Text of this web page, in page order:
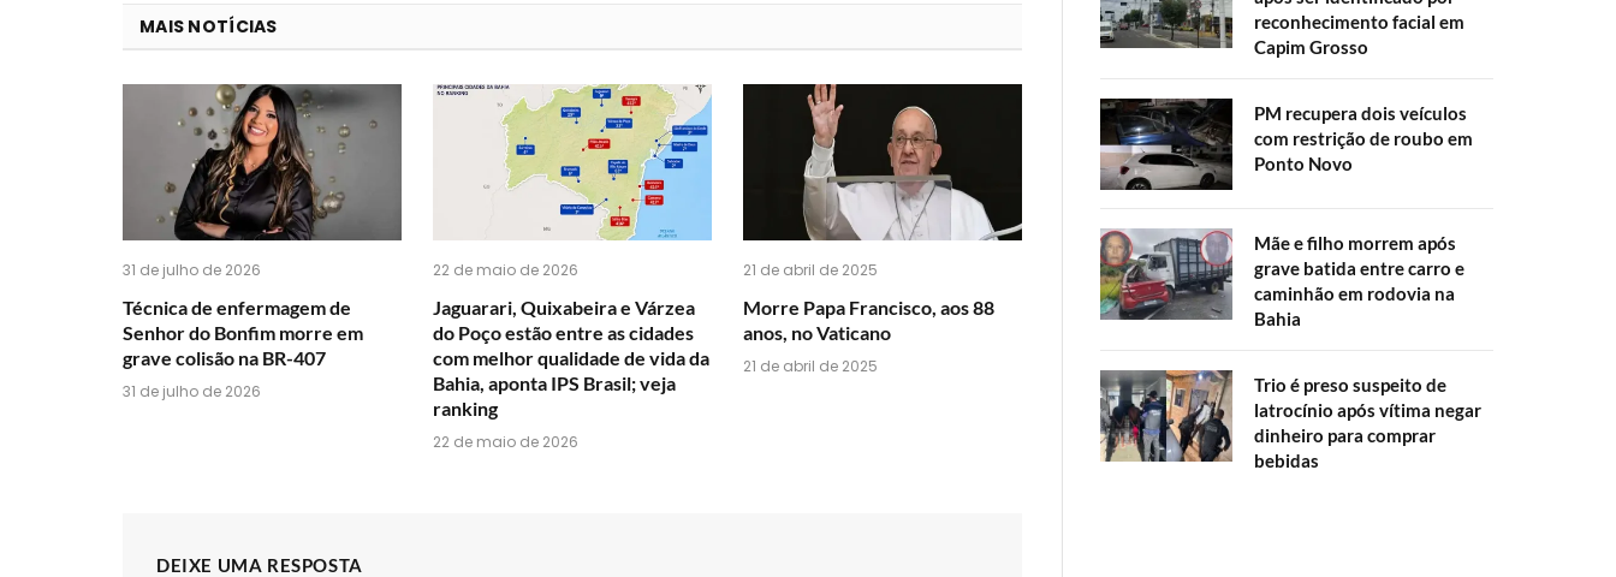
do
WhatsApp?
MAIS NOTÍCIAS
31 de julho de 2026
Técnica de enfermagem de
Senhor do Bonfim morre em
grave colisão na BR-407
31 de julho de 2026
22 de maio de 2026
Jaguarari, Quixabeira e Várzea
do Poço estão entre as cidades
com melhor qualidade de vida da
Bahia, aponta IPS Brasil; veja
ranking
22 de maio de 2026
21 de abril de 2025
Morre Papa Francisco, aos 88
anos, no Vaticano
21 de abril de 2025
DEIXE UMA RESPOSTA
reconhecimento facial em
Capim Grosso
PM recupera dois veículos
com restrição de roubo em
Ponto Novo
Mãe e filho morrem após
grave batida entre carro e
caminhão em rodovia na
Bahia
Trio é preso suspeito de
latrocínio após vítima negar
dinheiro para comprar
bebidas